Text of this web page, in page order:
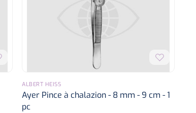
ALBERT HEISS
Ayer Pince à chalazion - 8 mm - 9 cm - 1
pc